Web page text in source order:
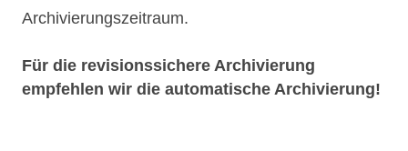
Archivierungszeitraum.
Für die revisionssichere Archivierung
empfehlen wir die automatische Archivierung!